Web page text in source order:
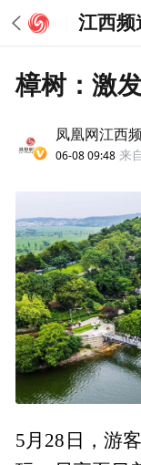
江西频
樟树：激
凤凰网江西
06-08 09:48 来
5月28日，游